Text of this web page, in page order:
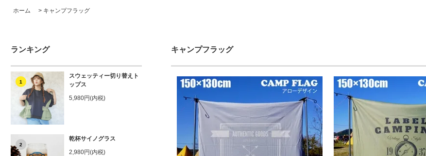
ホーム > キャンプフラッグ
ランキング
1
スウェッティー切り替えト
ップス
5,980円(内税)
2
乾杯サイノグラス
2,980円(内税)
キャンプフラッグ